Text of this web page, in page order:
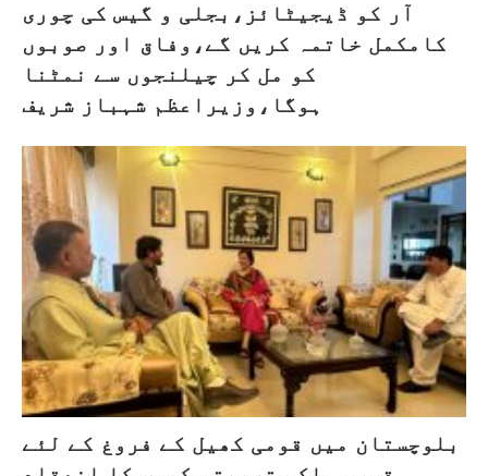
آر کو ڈیجیٹائز،بجلی و گیس کی چوری
کامکمل خاتمہ کریں گے،وفاق اور صوبوں
کو مل کر چیلنجوں سے نمٹنا
ہوگا،وزیراعظم شہباز شریف
بلوچستان میں قومی کھیل کے فروغ کے لئے